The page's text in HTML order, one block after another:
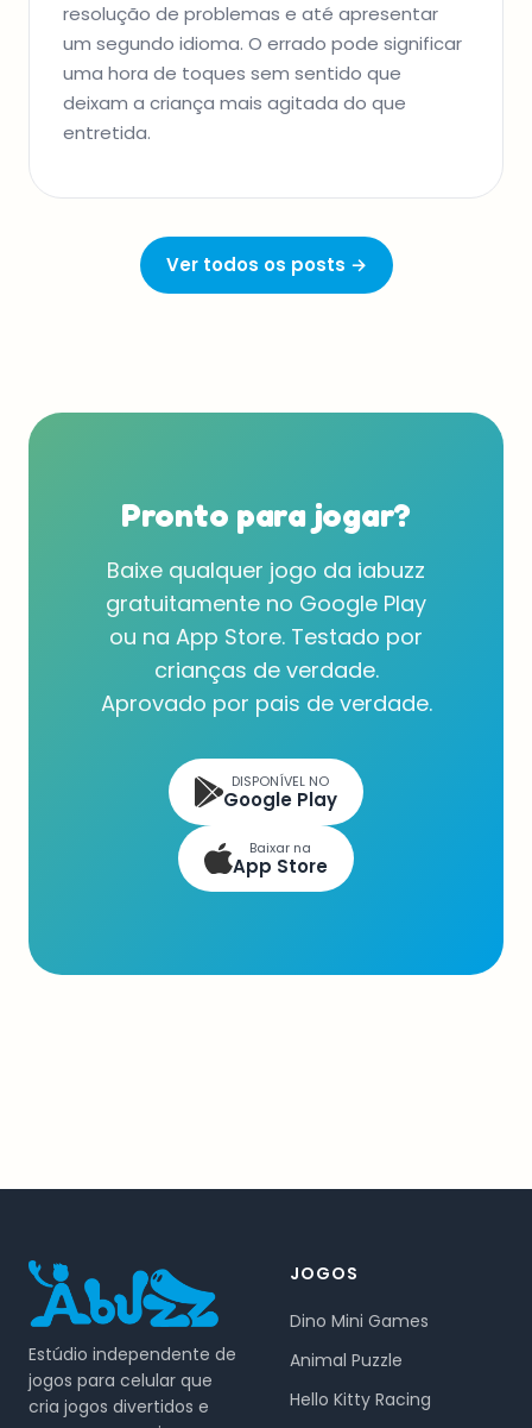
resolução de problemas e até apresentar
um segundo idioma. O errado pode significar
uma hora de toques sem sentido que
deixam a criança mais agitada do que
entretida.
Ver todos os posts →
Pronto para jogar?
Baixe qualquer jogo da iabuzz
gratuitamente no Google Play
ou na App Store. Testado por
crianças de verdade.
Aprovado por pais de verdade.
DISPONÍVEL NO
Google Play
Baixar na
App Store
Estúdio independente de
jogos para celular que
cria jogos divertidos e
JOGOS
Dino Mini Games
Animal Puzzle
Hello Kitty Racing